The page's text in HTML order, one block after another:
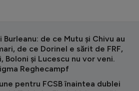
Burleanu: de ce Mutu și Chivu au
de ce Dorinel e sărit de FRF,
Boloni și Lucescu nu vor veni.
Reghecampf
pentru FCSB înaintea dublei